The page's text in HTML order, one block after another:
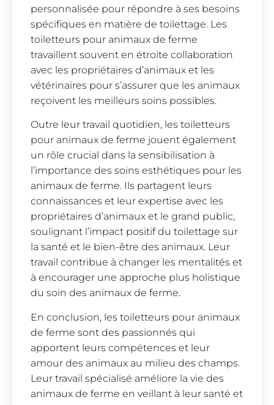
personnalisée pour répondre à ses besoins
spécifiques en matière de toilettage. Les
toiletteurs pour animaux de ferme
travaillent souvent en étroite collaboration
avec les propriétaires d’animaux et les
vétérinaires pour s’assurer que les animaux
reçoivent les meilleurs soins possibles.
Outre leur travail quotidien, les toiletteurs
pour animaux de ferme jouent également
un rôle crucial dans la sensibilisation à
l’importance des soins esthétiques pour les
animaux de ferme. Ils partagent leurs
connaissances et leur expertise avec les
propriétaires d’animaux et le grand public,
soulignant l’impact positif du toilettage sur
la santé et le bien-être des animaux. Leur
travail contribue à changer les mentalités et
à encourager une approche plus holistique
du soin des animaux de ferme.
En conclusion, les toiletteurs pour animaux
de ferme sont des passionnés qui
apportent leurs compétences et leur
amour des animaux au milieu des champs.
Leur travail spécialisé améliore la vie des
animaux de ferme en veillant à leur santé et